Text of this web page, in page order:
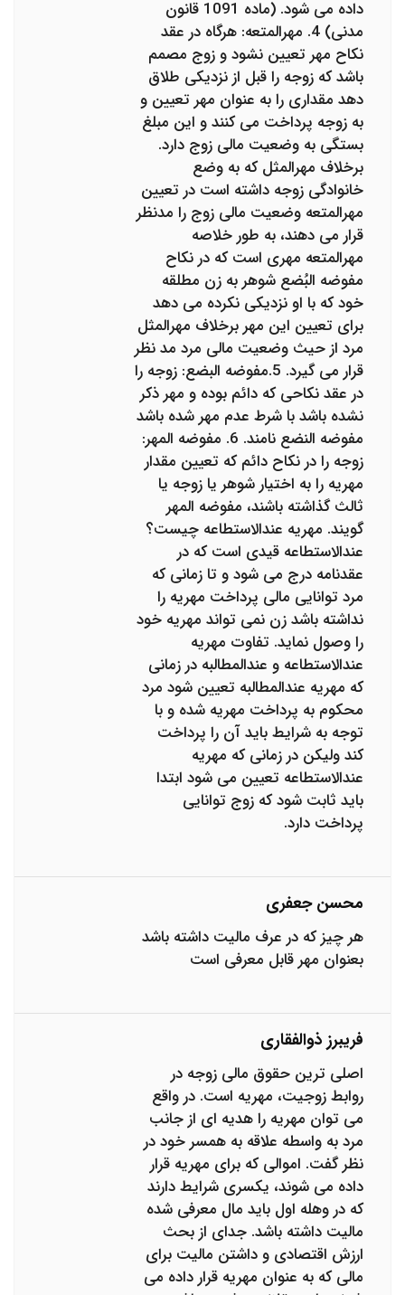
داده می شود. (ماده 1091 قانون
مدنی) 4. مهرالمتعه: هرگاه در عقد
نکاح مهر تعیین نشود و زوج مصمم
باشد که زوجه را قبل از نزدیکی طلاق
دهد مقداری را به عنوان مهر تعیین و
به زوجه پرداخت می کنند و این مبلغ
بستگی به وضعیت مالی زوج دارد.
برخلاف مهرالمثل که به وضع
خانوادگی زوجه داشته است در تعیین
مهرالمتعه وضعیت مالی زوج را مدنظر
قرار می دهند، به طور خلاصه
مهرالمتعه مهری است که در نکاح
مفوضه البُضع شوهر به زن مطلقه
خود که با او نزدیکی نکرده می دهد
برای تعیین این مهر برخلاف مهرالمثل
مرد از حیث وضعیت مالی مرد مد نظر
قرار می گیرد. 5.مفوضه البضع: زوجه را
در عقد نکاحی که دائم بوده و مهر ذکر
نشده باشد با شرط عدم مهر شده باشد
مفوضه النضع نامند. 6. مفوضه المهر:
زوجه را در نکاح دائم که تعیین مقدار
مهریه را به اختیار شوهر یا زوجه یا
ثالث گذاشته باشند، مفوضه المهر
گویند. مهریه عندالاستطاعه چیست؟
عندالاستطاعه قیدی است که در
عقدنامه درج می شود و تا زمانی که
مرد توانایی مالی پرداخت مهریه را
نداشته باشد زن نمی تواند مهریه خود
را وصول نماید. تفاوت مهریه
عندالاستطاعه و عندالمطالبه در زمانی
که مهریه عندالمطالبه تعیین شود مرد
محکوم به پرداخت مهریه شده و با
توجه به شرایط باید آن را پرداخت
کند ولیکن در زمانی که مهریه
عندالاستطاعه تعیین می شود ابتدا
باید ثابت شود که زوج توانایی
پرداخت دارد.
محسن جعفری
هر چیز که در عرف مالیت داشته باشد
بعنوان مهر قابل معرفی است
فریبرز ذوالفقاری
اصلی ترین حقوق مالی زوجه در
روابط زوجیت، مهریه است. در واقع
می توان مهریه را هدیه ای از جانب
مرد به واسطه علاقه به همسر خود در
نظر گفت. اموالی که برای مهریه قرار
داده می شوند، یکسری شرایط دارند
که در وهله اول باید مال معرفی شده
مالیت داشته باشد. جدای از بحث
ارزش اقتصادی و داشتن مالیت برای
مالی که به عنوان مهریه قرار داده می